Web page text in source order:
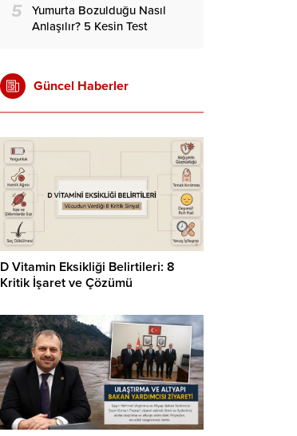
5
Yumurta Bozulduğu Nasıl
Anlaşılır? 5 Kesin Test
Güncel Haberler
D Vitamin Eksikliği Belirtileri: 8
Kritik İşaret ve Çözümü